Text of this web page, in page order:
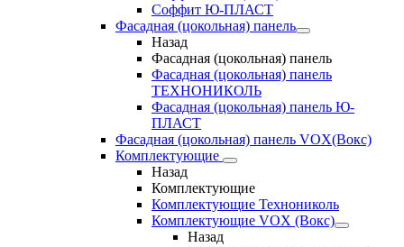
Соффит Ю-ПЛАСТ
Фасадная (цокольная) панель
Назад
Фасадная (цокольная) панель
Фасадная (цокольная) панель
ТЕХНОНИКОЛЬ
Фасадная (цокольная) панель Ю-
ПЛАСТ
Фасадная (цокольная) панель VOX(Вокс)
Комплектующие
Назад
Комплектующие
Комплектующие Технониколь
Комплектующие VOX (Вокс)
Назад